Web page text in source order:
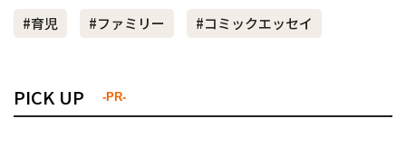
#育児 #ファミリー #コミックエッセイ
PICK UP -PR-